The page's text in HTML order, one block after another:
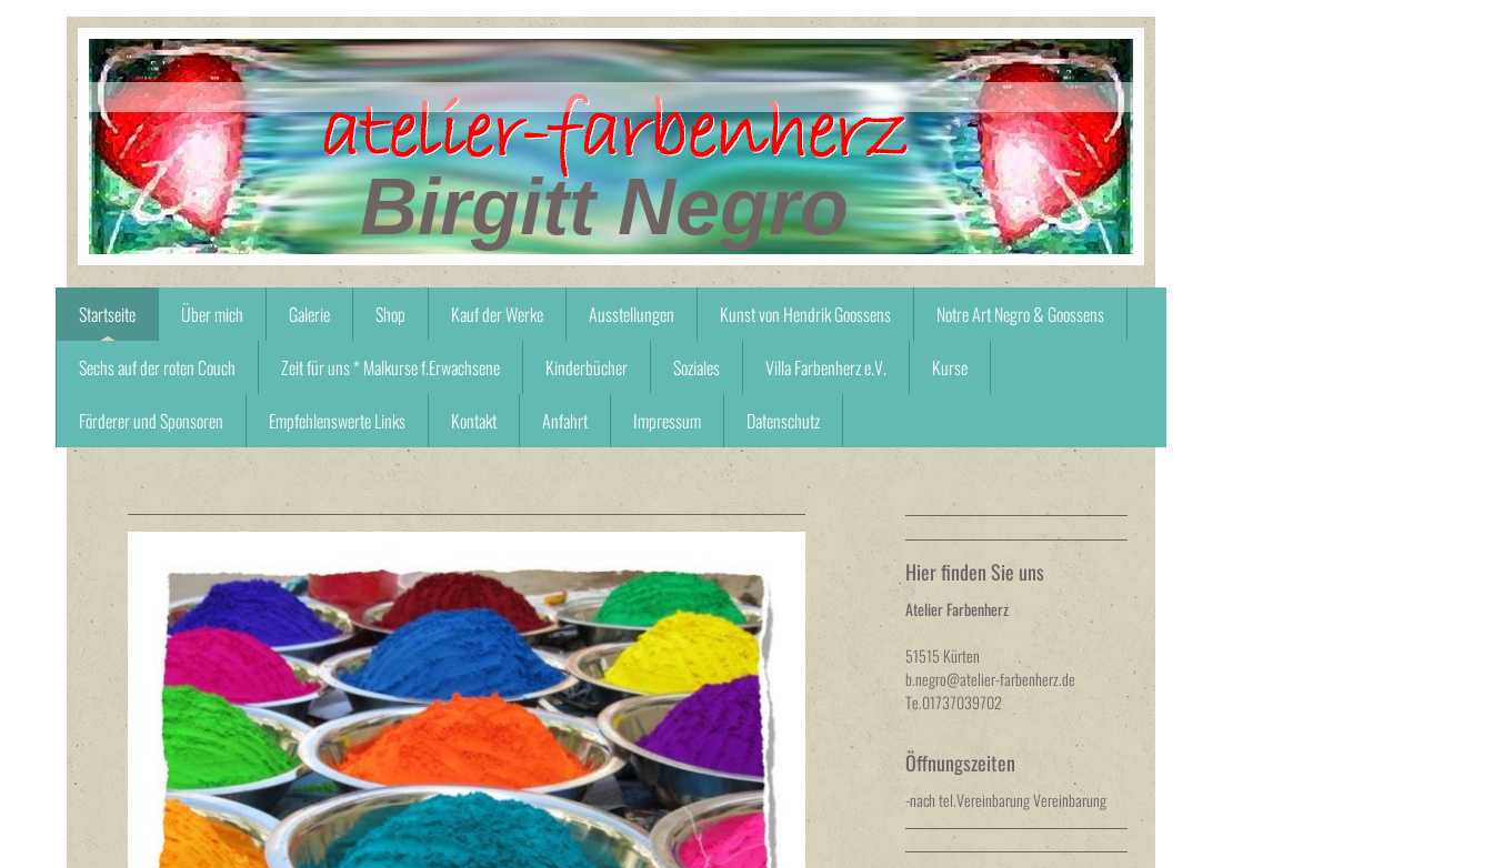
Birgitt Negro
Startseite Über mich Galerie Shop Kauf der Werke Ausstellungen Kunst von Hendrik Goossens
Notre Art Negro & Goossens
Sechs auf der roten Couch
Zeit für uns * Malkurse f.Erwachsene Kinderbücher Soziales Villa Farbenherz e.V.
Kurse
Förderer und Sponsoren
Empfehlenswerte Links Kontakt Anfahrt Impressum Datenschutz
Hier finden Sie uns
Atelier Farbenherz
51515 Kürten
b.negro@atelier-farbenherz.de
Te.01737039702
Öffnungszeiten
-nach tel.Vereinbarung Vereinbarung